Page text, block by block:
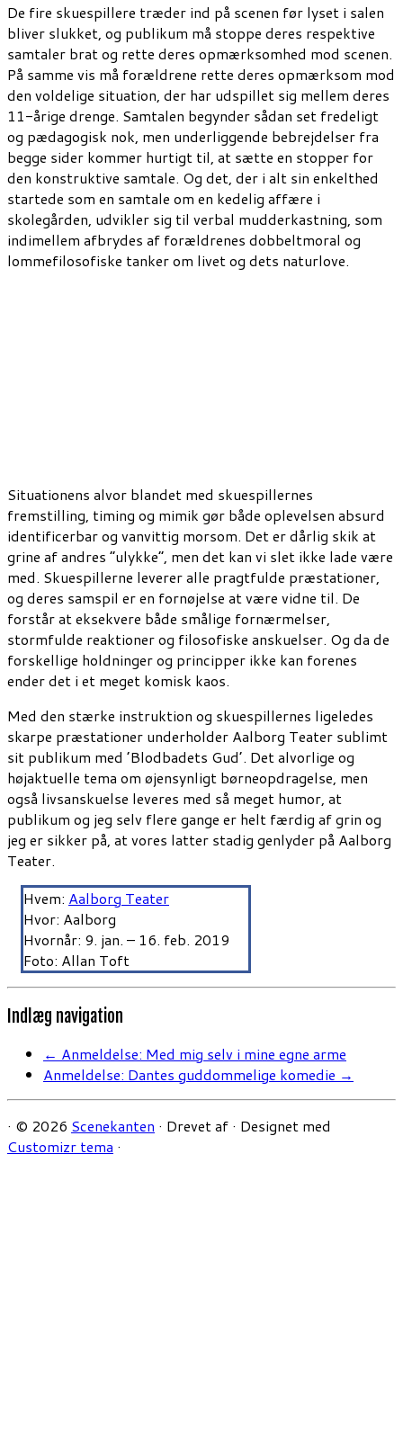
De fire skuespillere træder ind på scenen før lyset i salen
bliver slukket, og publikum må stoppe deres respektive
samtaler brat og rette deres opmærksomhed mod scenen.
På samme vis må forældrene rette deres opmærksom mod
den voldelige situation, der har udspillet sig mellem deres
11-årige drenge. Samtalen begynder sådan set fredeligt
og pædagogisk nok, men underliggende bebrejdelser fra
begge sider kommer hurtigt til, at sætte en stopper for
den konstruktive samtale. Og det, der i alt sin enkelthed
startede som en samtale om en kedelig affære i
skolegården, udvikler sig til verbal mudderkastning, som
indimellem afbrydes af forældrenes dobbeltmoral og
lommefilosofiske tanker om livet og dets naturlove.
Situationens alvor blandet med skuespillernes
fremstilling, timing og mimik gør både oplevelsen absurd
identificerbar og vanvittig morsom. Det er dårlig skik at
grine af andres ”ulykke”, men det kan vi slet ikke lade være
med. Skuespillerne leverer alle pragtfulde præstationer,
og deres samspil er en fornøjelse at være vidne til. De
forstår at eksekvere både smålige fornærmelser,
stormfulde reaktioner og filosofiske anskuelser. Og da de
forskellige holdninger og principper ikke kan forenes
ender det i et meget komisk kaos.
Med den stærke instruktion og skuespillernes ligeledes
skarpe præstationer underholder Aalborg Teater sublimt
sit publikum med ’Blodbadets Gud’. Det alvorlige og
højaktuelle tema om øjensynligt børneopdragelse, men
også livsanskuelse leveres med så meget humor, at
publikum og jeg selv flere gange er helt færdig af grin og
jeg er sikker på, at vores latter stadig genlyder på Aalborg
Teater.
Hvem: Aalborg Teater
Hvor: Aalborg
Hvornår: 9. jan. – 16. feb. 2019
Foto: Allan Toft
Indlæg navigation
← Anmeldelse: Med mig selv i mine egne arme
Anmeldelse: Dantes guddommelige komedie →
· © 2026 Scenekanten · Drevet af · Designet med
Customizr tema ·